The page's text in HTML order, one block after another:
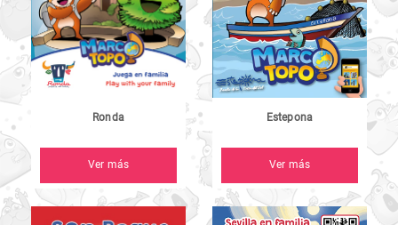
Ronda
Ver más
Estepona
Ver más